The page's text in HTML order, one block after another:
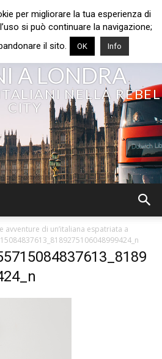
A LONDRA
NELLA REBEL
CITY
avventure di un’italiana espatriata a
per migliorare la tua esperienza di
si può continuare la navigazione;
il sito.
OK Info